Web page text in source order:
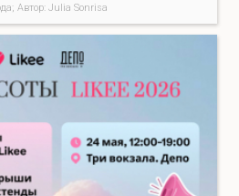
Автор: Julia Sonrisa